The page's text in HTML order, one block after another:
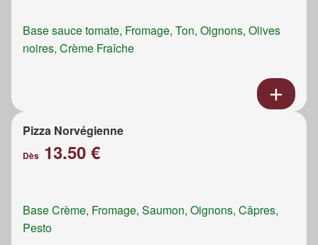
Base sauce tomate, Fromage, Ton, Oignons, Olives
noires, Crème Fraîche
Pizza Norvégienne
Dès 13.50 €
Base Crème, Fromage, Saumon, Oignons, Câpres,
Pesto